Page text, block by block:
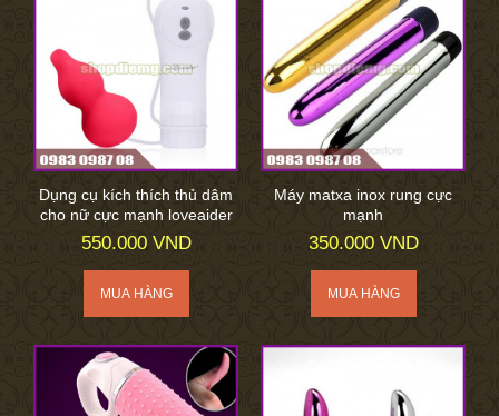
Dụng cụ kích thích thủ dâm
cho nữ cực mạnh loveaider
550.000 VND
Máy matxa inox rung cực
mạnh
350.000 VND